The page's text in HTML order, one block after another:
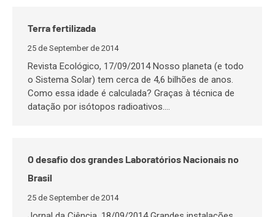
Terra fertilizada
25 de September de 2014
Revista Ecológico, 17/09/2014 Nosso planeta (e todo
o Sistema Solar) tem cerca de 4,6 bilhões de anos.
Como essa idade é calculada? Graças à técnica de
datação por isótopos radioativos.…
O desafio dos grandes Laboratórios Nacionais no
Brasil
25 de September de 2014